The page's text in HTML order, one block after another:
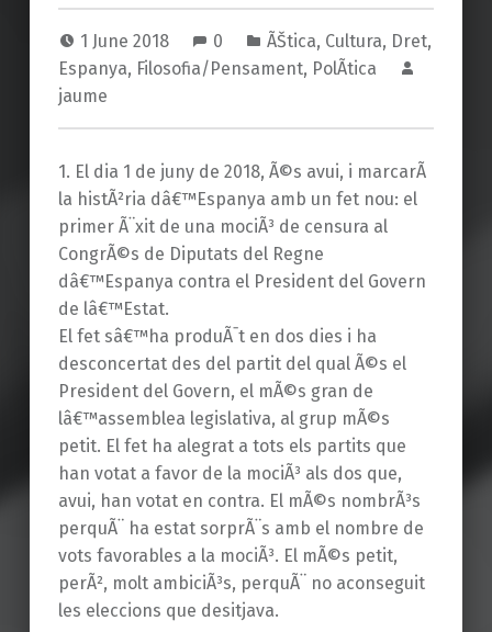
1 June 2018 0 ÃŠtica, Cultura, Dret,
Espanya, Filosofia/Pensament, PolÃ­tica
jaume
1. El dia 1 de juny de 2018, Ã©s avui, i marcarÃ
la histÃ²ria dâ€™Espanya amb un fet nou: el
primer Ã¨xit de una mociÃ³ de censura al
CongrÃ©s de Diputats del Regne
dâ€™Espanya contra el President del Govern
de lâ€™Estat.
El fet sâ€™ha produÃ¯t en dos dies i ha
desconcertat des del partit del qual Ã©s el
President del Govern, el mÃ©s gran de
lâ€™assemblea legislativa, al grup mÃ©s
petit. El fet ha alegrat a tots els partits que
han votat a favor de la mociÃ³ als dos que,
avui, han votat en contra. El mÃ©s nombrÃ³s
perquÃ¨ ha estat sorprÃ¨s amb el nombre de
vots favorables a la mociÃ³. El mÃ©s petit,
perÃ², molt ambiciÃ³s, perquÃ¨ no aconseguit
les eleccions que desitjava.